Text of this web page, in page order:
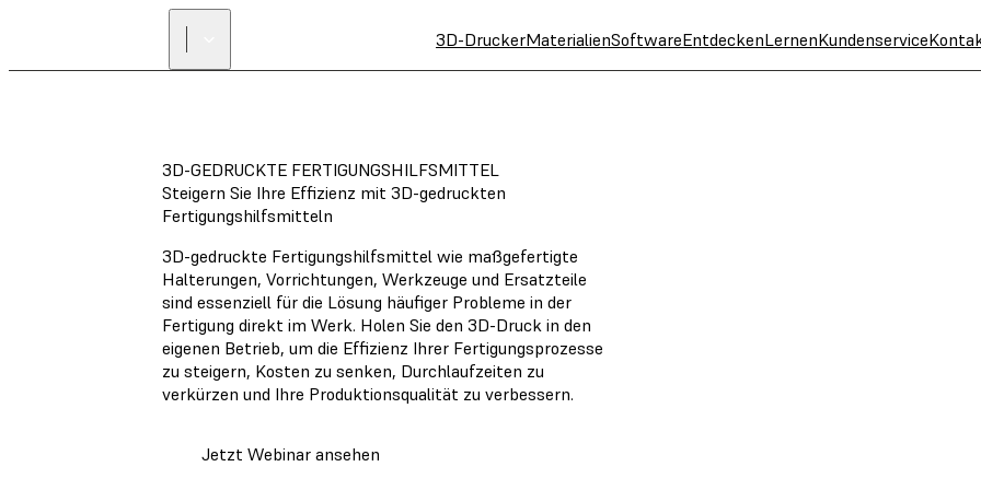
3D-DruckerMaterialienSoftwareEntdeckenLernenKundenservice
3D-GEDRUCKTE FERTIGUNGSHILFSMITTEL
Steigern Sie Ihre Effizienz mit 3D-gedruckten
Fertigungshilfsmitteln
3D-gedruckte Fertigungshilfsmittel wie maßgefertigte
Halterungen, Vorrichtungen, Werkzeuge und Ersatzteile
sind essenziell für die Lösung häufiger Probleme in der
Fertigung direkt im Werk. Holen Sie den 3D-Druck in den
eigenen Betrieb, um die Effizienz Ihrer Fertigungsprozesse
zu steigern, Kosten zu senken, Durchlaufzeiten zu
verkürzen und Ihre Produktionsqualität zu verbessern.
Jetzt Webinar ansehen